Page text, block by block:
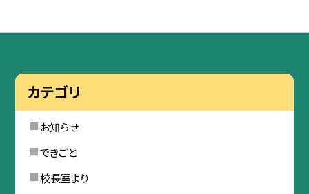
カテゴリ
お知らせ
できごと
校長室より